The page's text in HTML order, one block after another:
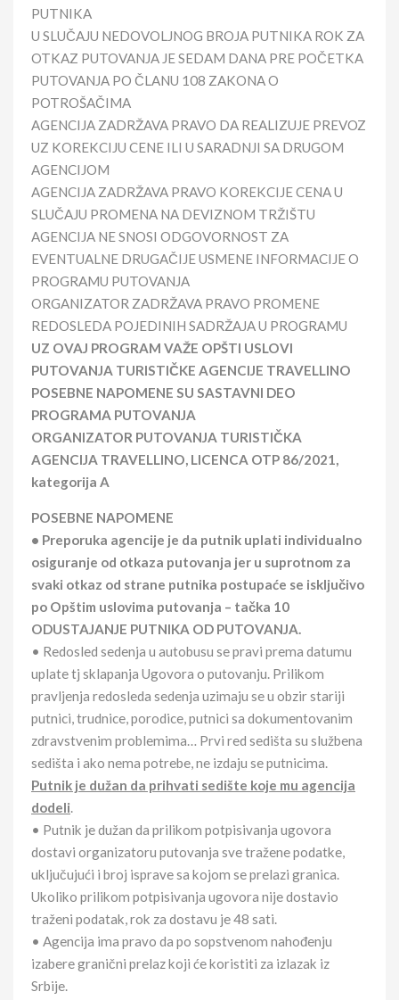
PUTNIKA
U SLUČAJU NEDOVOLJNOG BROJA PUTNIKA ROK ZA
OTKAZ PUTOVANJA JE SEDAM DANA PRE POČETKA
PUTOVANJA PO ČLANU 108 ZAKONA O
POTROŠAČIMA
AGENCIJA ZADRŽAVA PRAVO DA REALIZUJE PREVOZ
UZ KOREKCIJU CENE ILI U SARADNJI SA DRUGOM
AGENCIJOM
AGENCIJA ZADRŽAVA PRAVO KOREKCIJE CENA U
SLUČAJU PROMENA NA DEVIZNOM TRŽIŠTU
AGENCIJA NE SNOSI ODGOVORNOST ZA
EVENTUALNE DRUGAČIJE USMENE INFORMACIJE O
PROGRAMU PUTOVANJA
ORGANIZATOR ZADRŽAVA PRAVO PROMENE
REDOSLEDA POJEDINIH SADRŽAJA U PROGRAMU
UZ OVAJ PROGRAM VAŽE OPŠTI USLOVI
PUTOVANJA TURISTIČKE AGENCIJE TRAVELLINO
POSEBNE NAPOMENE SU SASTAVNI DEO
PROGRAMA PUTOVANJA
ORGANIZATOR PUTOVANJA TURISTIČKA
AGENCIJA TRAVELLINO, LICENCA OTP 86/2021,
kategorija A
POSEBNE NAPOMENE
• Preporuka agencije je da putnik uplati individualno
osiguranje od otkaza putovanja jer u suprotnom za
svaki otkaz od strane putnika postupaće se isključivo
po Opštim uslovima putovanja – tačka 10
ODUSTAJANJE PUTNIKA OD PUTOVANJA.
• Redosled sedenja u autobusu se pravi prema datumu
uplate tj sklapanja Ugovora o putovanju. Prilikom
pravljenja redosleda sedenja uzimaju se u obzir stariji
putnici, trudnice, porodice, putnici sa dokumentovanim
zdravstvenim problemima… Prvi red sedišta su službena
sedišta i ako nema potrebe, ne izdaju se putnicima.
Putnik je dužan da prihvati sedište koje mu agencija
dodeli.
• Putnik je dužan da prilikom potpisivanja ugovora
dostavi organizatoru putovanja sve tražene podatke,
uključujući i broj isprave sa kojom se prelazi granica.
Ukoliko prilikom potpisivanja ugovora nije dostavio
traženi podatak, rok za dostavu je 48 sati.
• Agencija ima pravo da po sopstvenom nahođenju
izabere granični prelaz koji će koristiti za izlazak iz
Srbije.